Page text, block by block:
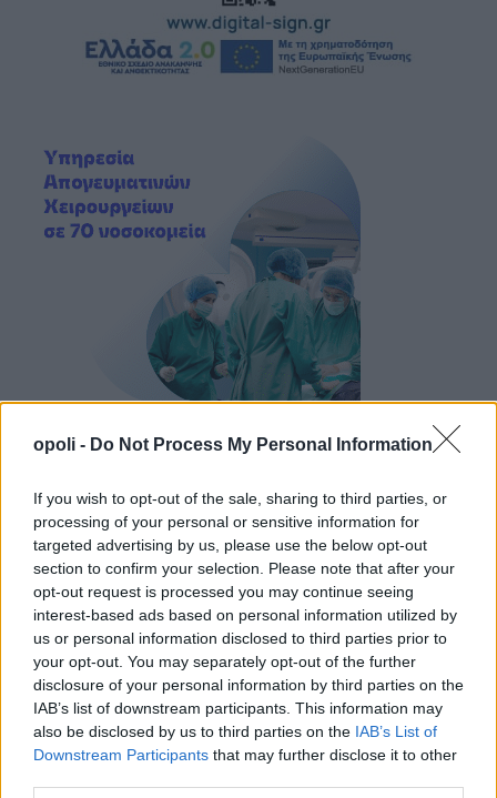
opoli - Do Not Process My Personal Information
If you wish to opt-out of the sale, sharing to third parties, or
processing of your personal or sensitive information for
targeted advertising by us, please use the below opt-out
section to confirm your selection. Please note that after your
opt-out request is processed you may continue seeing
interest-based ads based on personal information utilized by
us or personal information disclosed to third parties prior to
your opt-out. You may separately opt-out of the further
disclosure of your personal information by third parties on the
IAB’s list of downstream participants. This information may
also be disclosed by us to third parties on the IAB’s List of
Downstream Participants that may further disclose it to other